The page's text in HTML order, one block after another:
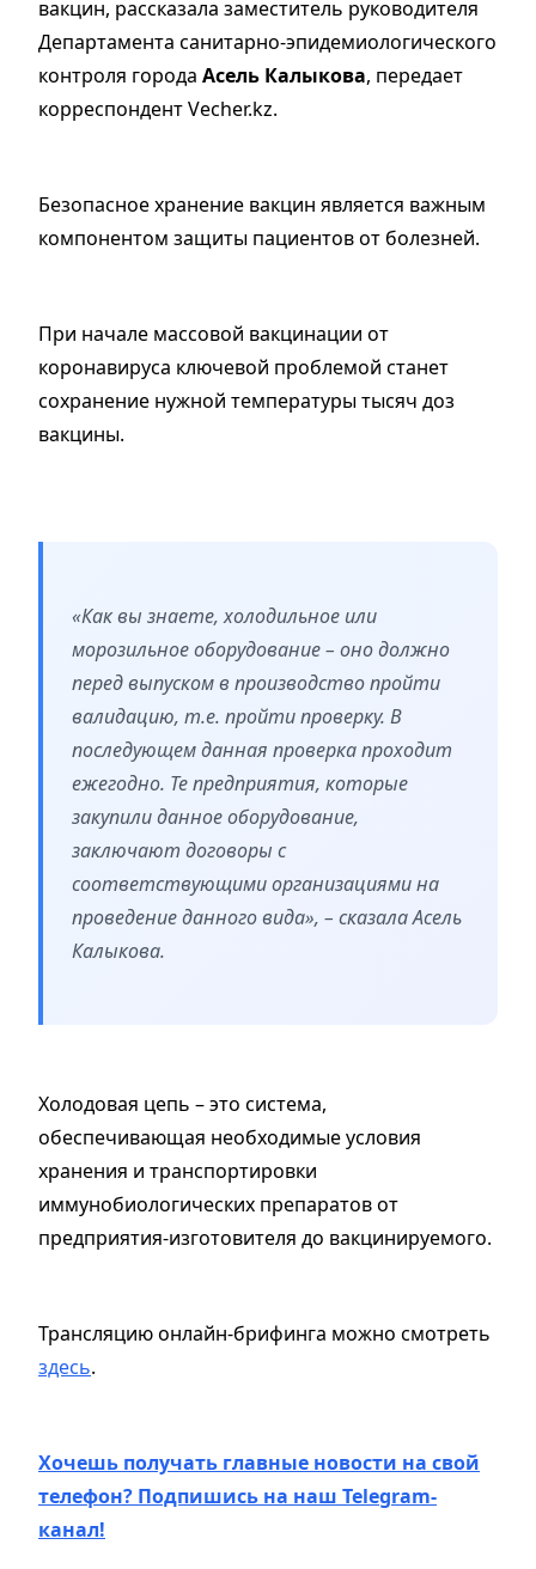
вакцин, рассказала заместитель руководителя
Департамента санитарно-эпидемиологического
контроля города Асель Калыкова, передает
корреспондент Vecher.kz.
Безопасное хранение вакцин является важным
компонентом защиты пациентов от болезней.
При начале массовой вакцинации от
коронавируса ключевой проблемой станет
сохранение нужной температуры тысяч доз
вакцины.
«Как вы знаете, холодильное или
морозильное оборудование – оно должно
перед выпуском в производство пройти
валидацию, т.е. пройти проверку. В
последующем данная проверка проходит
ежегодно. Те предприятия, которые
закупили данное оборудование,
заключают договоры с
соответствующими организациями на
проведение данного вида», – сказала Асель
Калыкова.
Холодовая цепь – это система,
обеспечивающая необходимые условия
хранения и транспортировки
иммунобиологических препаратов от
предприятия-изготовителя до вакцинируемого.
Трансляцию онлайн-брифинга можно смотреть
здесь.
Хочешь получать главные новости на свой
телефон? Подпишись на наш Telegram-
канал!